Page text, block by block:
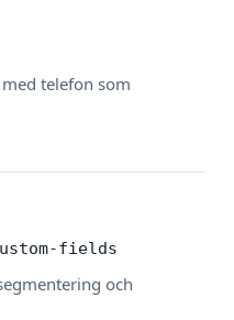
telefon som
fields
och